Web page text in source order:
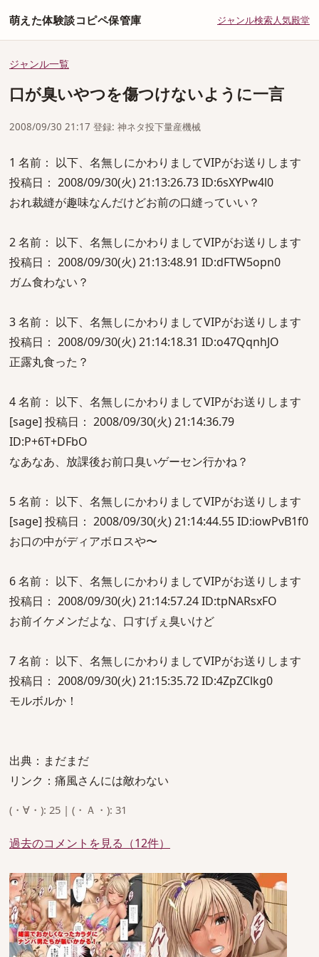
萌えた体験談コピペ保管庫 ジャンル検索人気殿堂
ジャンル一覧
口が臭いやつを傷つけないように一言
2008/09/30 21:17 登録: 神ネタ投下量産機械
1 名前： 以下、名無しにかわりましてVIPがお送りします
投稿日： 2008/09/30(火) 21:13:26.73 ID:6sXYPw4l0
おれ裁縫が趣味なんだけどお前の口縫っていい？
2 名前： 以下、名無しにかわりましてVIPがお送りします
投稿日： 2008/09/30(火) 21:13:48.91 ID:dFTW5opn0
ガム食わない？
3 名前： 以下、名無しにかわりましてVIPがお送りします
投稿日： 2008/09/30(火) 21:14:18.31 ID:o47QqnhJO
正露丸食った？
4 名前： 以下、名無しにかわりましてVIPがお送りします
[sage] 投稿日： 2008/09/30(火) 21:14:36.79
ID:P+6T+DFbO
なあなあ、放課後お前口臭いゲーセン行かね？
5 名前： 以下、名無しにかわりましてVIPがお送りします
[sage] 投稿日： 2008/09/30(火) 21:14:44.55 ID:iowPvB1f0
お口の中がディアボロスや〜
6 名前： 以下、名無しにかわりましてVIPがお送りします
投稿日： 2008/09/30(火) 21:14:57.24 ID:tpNARsxFO
お前イケメンだよな、口すげぇ臭いけど
7 名前： 以下、名無しにかわりましてVIPがお送りします
投稿日： 2008/09/30(火) 21:15:35.72 ID:4ZpZClkg0
モルボルか！
出典：まだまだ
リンク：痛風さんには敵わない
(・∀・): 25 | (・Ａ・): 31
過去のコメントを見る（12件）